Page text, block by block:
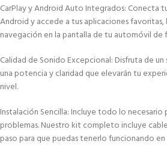
CarPlay y Android Auto Integrados: Conecta
Android y accede a tus aplicaciones favoritas,
navegación en la pantalla de tu automóvil de
Calidad de Sonido Excepcional: Disfruta de
una potencia y claridad que elevarán tu
nivel.
Instalación Sencilla: Incluye todo lo necesario
problemas. Nuestro kit completo incluye
paso para que puedas tenerlo funcionando